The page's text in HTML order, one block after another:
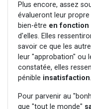
Plus encore, assez
évalueront leur
bien-être en fonction
d'elles. Elles
savoir ce que les
leur "approbation" ou
constatée, elles
pénible insatisfaction.
Pour parvenir au
que "tout le monde"